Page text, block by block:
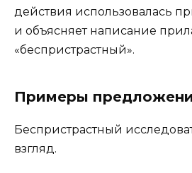
действия использовалась
и объясняет написание
«беспристрастный».
Примеры
Беспристрастный
взгляд.